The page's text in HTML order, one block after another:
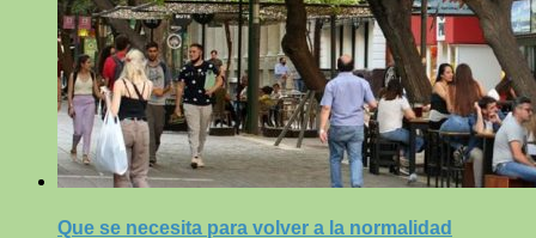
Que se necesita para volver a la normalidad